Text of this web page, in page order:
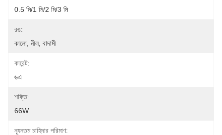
0.5 মি/1 মি/2 মি/3 মি
রঙ:
কালো, নীল, বাদামী
কারেন্ট:
৬এ
শক্তি:
66W
ন্যূনতম চাহিদার পরিমাণ: